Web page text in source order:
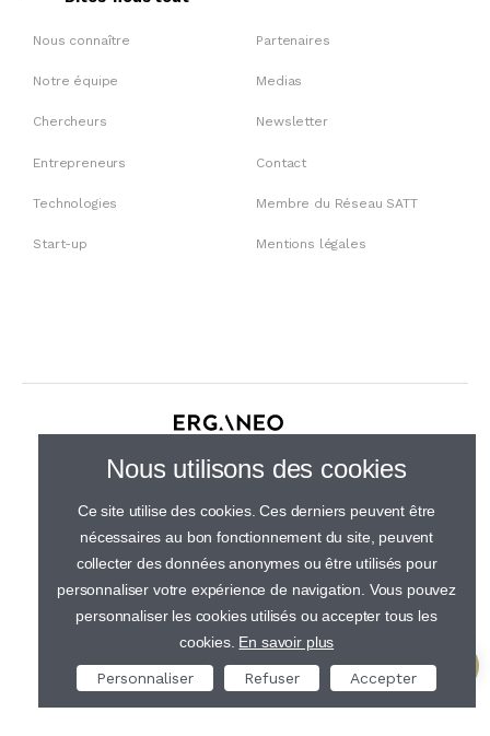
Nous connaître
Notre équipe
Chercheurs
Entrepreneurs
Technologies
Start-up
Partenaires
Medias
Newsletter
Contact
Membre du Réseau SATT
Mentions légales
01 44 23 21 50
Nous utilisons des cookies
Ce site utilise des cookies. Ces derniers peuvent être
nécessaires au bon fonctionnement du site, peuvent
collecter des données anonymes ou être utilisés pour
personnaliser votre expérience de navigation. Vous pouvez
personnaliser les cookies utilisés ou accepter tous les
cookies. En savoir plus
Personnaliser Refuser Accepter